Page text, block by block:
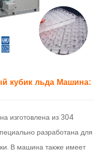
кубик льда Машина:
изготовлена ​​из 304
разработана для
В машина также имеет